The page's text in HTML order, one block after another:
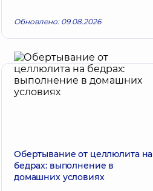
Обновлено: 09.08.2026
Обертывание от целлюлита на
бедрах: выполнение в
домашних условиях